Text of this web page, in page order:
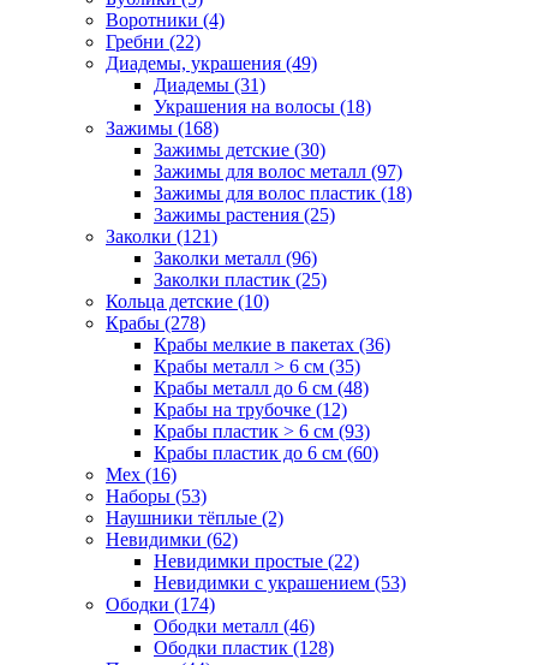
Воротники (4)
Гребни (22)
Диадемы, украшения (49)
Диадемы (31)
Украшения на волосы (18)
Зажимы (168)
Зажимы детские (30)
Зажимы для волос металл (97)
Зажимы для волос пластик (18)
Зажимы растения (25)
Заколки (121)
Заколки металл (96)
Заколки пластик (25)
Кольца детские (10)
Крабы (278)
Крабы мелкие в пакетах (36)
Крабы металл > 6 см (35)
Крабы металл до 6 см (48)
Крабы на трубочке (12)
Крабы пластик > 6 см (93)
Крабы пластик до 6 см (60)
Мех (16)
Наборы (53)
Наушники тёплые (2)
Невидимки (62)
Невидимки простые (22)
Невидимки с украшением (53)
Ободки (174)
Ободки металл (46)
Ободки пластик (128)